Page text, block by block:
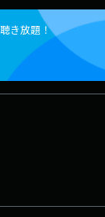
き放題！